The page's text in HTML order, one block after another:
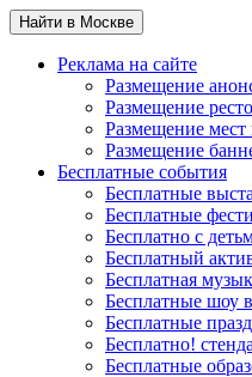
Найти в Москве
Реклама на сайте
Размещение
Размещение
Размещение
Размещение
Бесплатные события
Бесплатные
Бесплатные
Бесплатно с
Бесплатный
Бесплатная
Бесплатные шоу
Бесплатные
Бесплатно!
Бесплатные